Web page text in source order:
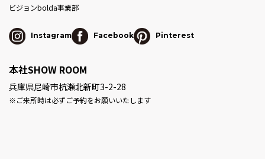
ビジョンbolda事業部
Instagram Facebook Pinterest
本社SHOW ROOM
兵庫県尼崎市杭瀬北新町3-2-28
※ご来所時は必ずご予約をお願いいたします